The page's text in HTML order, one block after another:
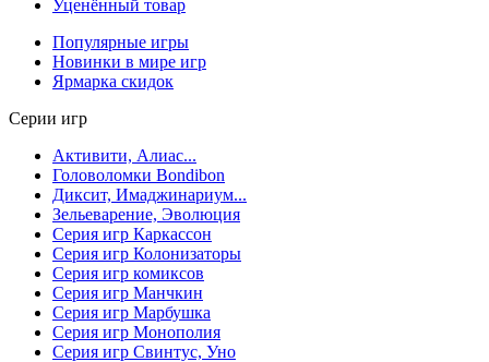
Уценённый товар
Популярные игры
Новинки в мире игр
Ярмарка скидок
Серии игр
Активити, Алиас...
Головоломки Bondibon
Диксит, Имаджинариум...
Зельеварение, Эволюция
Серия игр Каркассон
Серия игр Колонизаторы
Серия игр комиксов
Серия игр Манчкин
Серия игр Марбушка
Серия игр Монополия
Серия игр Свинтус, Уно